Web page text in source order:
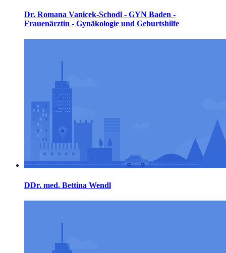
Dr. Romana Vanicek-Schodl - GYN Baden -
Frauenärztin - Gynäkologie und Geburtshilfe
DDr. med. Bettina Wendl